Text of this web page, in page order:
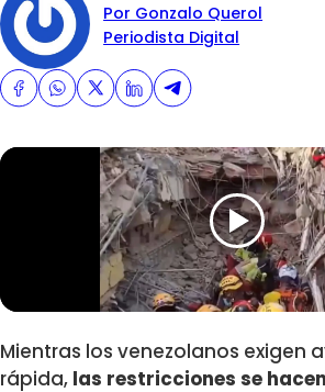
Por Gonzalo Querol
Periodista Digital
Mientras los venezolanos exigen
rápida, las restricciones se